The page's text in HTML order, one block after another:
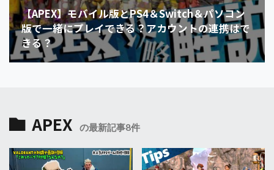
【APEX】モバイル版とPS4＆Switch＆パソコン
版で一緒にプレイできる？アカウントの連携はで
きる？
APEX の最新記事8件